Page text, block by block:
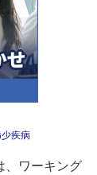
少疾病
、ワーキング